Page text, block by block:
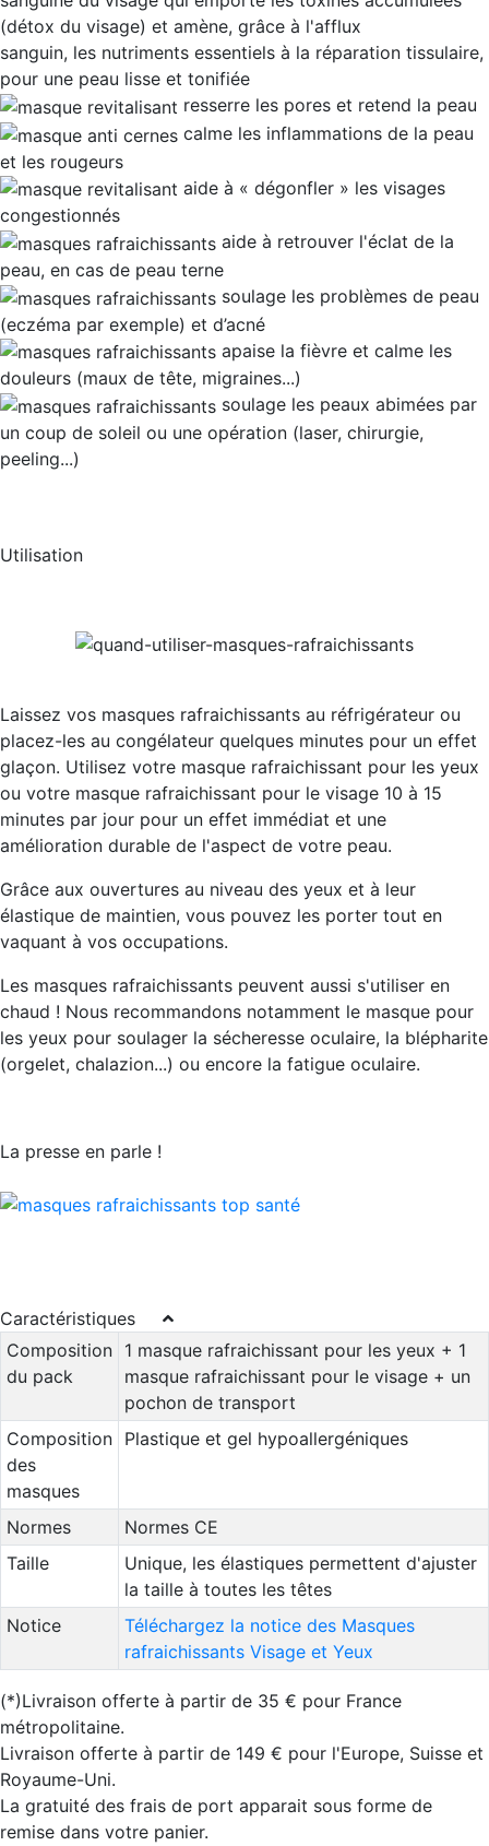
(détox du visage) et amène, grâce à l'afflux
sanguin, les nutriments essentiels à la réparation tissulaire,
pour une peau lisse et tonifiée
resserre les pores et retend la peau
calme les inflammations de la peau
et les rougeurs
aide à « dégonfler » les visages
congestionnés
aide à retrouver l'éclat de la
peau, en cas de peau terne
soulage les problèmes de peau
(eczéma par exemple) et d’acné
apaise la fièvre et calme les
douleurs (maux de tête, migraines...)
soulage les peaux abimées par
un coup de soleil ou une opération (laser, chirurgie,
peeling...)
Utilisation
Laissez vos masques rafraichissants au réfrigérateur ou
placez-les au congélateur quelques minutes pour un effet
glaçon. Utilisez votre masque rafraichissant pour les yeux
ou votre masque rafraichissant pour le visage 10 à 15
minutes par jour pour un effet immédiat et une
amélioration durable de l'aspect de votre peau.
Grâce aux ouvertures au niveau des yeux et à leur
élastique de maintien, vous pouvez les porter tout en
vaquant à vos occupations.
Les masques rafraichissants peuvent aussi s'utiliser en
chaud ! Nous recommandons notamment le masque pour
les yeux pour soulager la sécheresse oculaire, la blépharite
(orgelet, chalazion...) ou encore la fatigue oculaire.
La presse en parle !
Caractéristiques
Composition
du pack
1 masque rafraichissant pour les yeux + 1
masque rafraichissant pour le visage + un
pochon de transport
Composition
des
masques
Plastique et gel hypoallergéniques
Normes
Normes CE
Taille
Unique, les élastiques permettent d'ajuster
la taille à toutes les têtes
Notice
Téléchargez la notice des Masques
rafraichissants Visage et Yeux
(*)Livraison offerte à partir de 35 € pour France
métropolitaine.
Livraison offerte à partir de 149 € pour l'Europe, Suisse et
Royaume-Uni.
La gratuité des frais de port apparait sous forme de
remise dans votre panier.